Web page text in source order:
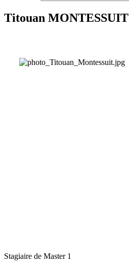
Titouan MONTESSUIT
Stagiaire de Master 1